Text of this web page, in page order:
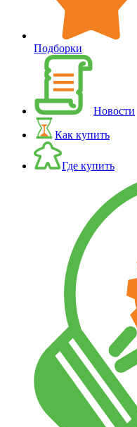
Подборки
Новости
Как купить
Где купить